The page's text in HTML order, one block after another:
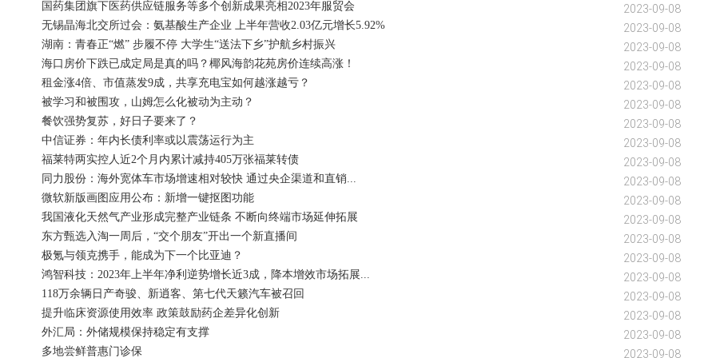
国药集团旗下医药供应链服务等多个创新成果亮相2023年服贸会 2023-09-08
无锡晶海北交所过会：氨基酸生产企业 上半年营收2.03亿元增长5.92% 2023-09-08
湖南：青春正“燃” 步履不停 大学生“送法下乡”护航乡村振兴 2023-09-08
海口房价下跌已成定局是真的吗？椰风海韵花苑房价连续高涨！ 2023-09-08
租金涨4倍、市值蒸发9成，共享充电宝如何越涨越亏？ 2023-09-08
被学习和被围攻，山姆怎么化被动为主动？ 2023-09-08
餐饮强势复苏，好日子要来了？ 2023-09-08
中信证券：年内长债利率或以震荡运行为主 2023-09-08
福莱特两实控人近2个月内累计减持405万张福莱转债 2023-09-08
同力股份：海外宽体车市场增速相对较快 通过央企渠道和直销... 2023-09-08
微软新版画图应用公布：新增一键抠图功能 2023-09-08
我国液化天然气产业形成完整产业链条 不断向终端市场延伸拓展 2023-09-08
东方甄选入淘一周后，“交个朋友”开出一个新直播间 2023-09-08
极氪与领克携手，能成为下一个比亚迪？ 2023-09-08
鸿智科技：2023年上半年净利逆势增长近3成，降本增效市场拓展... 2023-09-08
118万余辆日产奇骏、新逍客、第七代天籁汽车被召回 2023-09-08
提升临床资源使用效率 政策鼓励药企差异化创新 2023-09-08
外汇局：外储规模保持稳定有支撑 2023-09-08
多地尝鲜普惠门诊保 2023-09-08